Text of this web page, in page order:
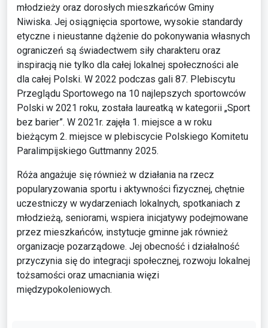
młodzieży oraz dorosłych mieszkańców Gminy
Niwiska. Jej osiągnięcia sportowe, wysokie standardy
etyczne i nieustanne dążenie do pokonywania własnych
ograniczeń są świadectwem siły charakteru oraz
inspiracją nie tylko dla całej lokalnej społeczności ale
dla całej Polski. W 2022 podczas gali 87. Plebiscytu
Przeglądu Sportowego na 10 najlepszych sportowców
Polski w 2021 roku, została laureatką w kategorii „Sport
bez barier”. W 2021r. zajęła 1. miejsce a w roku
bieżącym 2. miejsce w plebiscycie Polskiego Komitetu
Paralimpijskiego Guttmanny 2025.
Róża angażuje się również w działania na rzecz
popularyzowania sportu i aktywności fizycznej, chętnie
uczestniczy w wydarzeniach lokalnych, spotkaniach z
młodzieżą, seniorami, wspiera inicjatywy podejmowane
przez mieszkańców, instytucje gminne jak również
organizacje pozarządowe. Jej obecność i działalność
przyczynia się do integracji społecznej, rozwoju lokalnej
tożsamości oraz umacniania więzi
międzypokoleniowych.